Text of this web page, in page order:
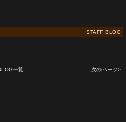
STAFF BLOG
一覧 次のページ>